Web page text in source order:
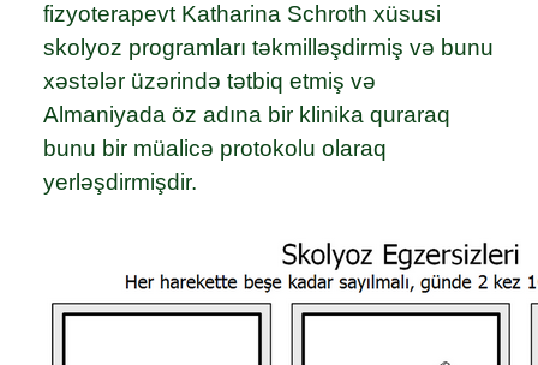
fizyoterapevt Katharina Schroth xüsusi
skolyoz programları təkmilləşdirmiş və bunu
xəstələr üzərində tətbiq etmiş və
Almaniyada öz adına bir klinika quraraq
bunu bir müalicə protokolu olaraq
yerləşdirmişdir.